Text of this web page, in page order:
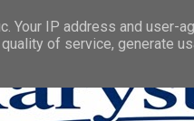
Your IP address and user-
of service, generate